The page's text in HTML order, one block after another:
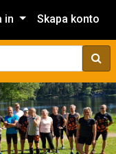
in Skapa konto
Sök